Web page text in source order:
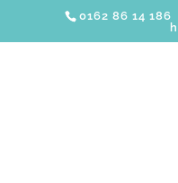
0162 86 14 186